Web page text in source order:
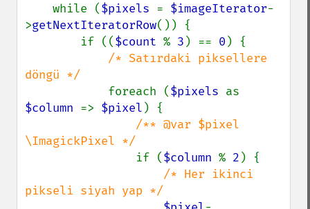
    while (
$pixels = $imageIterator-
>getNextIteratorRow()) {
        if ((
$count % 3 ) == 0 ) {
/* Satırdaki piksellere
döngü */
foreach ($pixels
$column => $pixel ) {
/** @var $pixel
\ImagickPixel */
if ($column % 2 ) {
/* Her ikinci
pikseli siyah yap */